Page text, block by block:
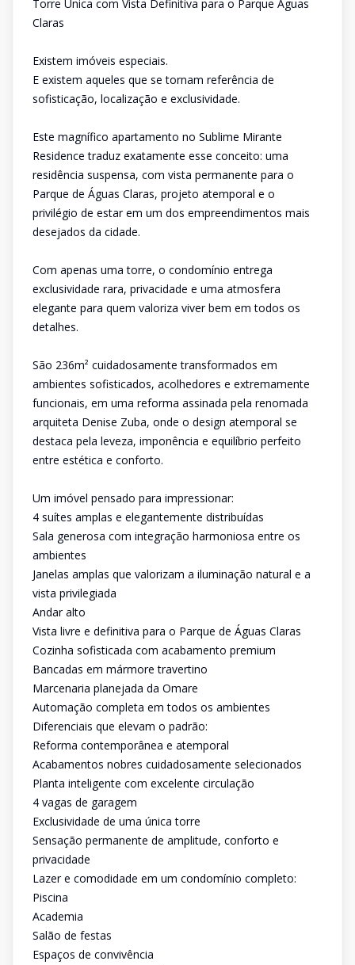
Torre Única com Vista Definitiva para o Parque Águas
Claras
Existem imóveis especiais.
E existem aqueles que se tornam referência de
sofisticação, localização e exclusividade.
Este magnífico apartamento no Sublime Mirante
Residence traduz exatamente esse conceito: uma
residência suspensa, com vista permanente para o
Parque de Águas Claras, projeto atemporal e o
privilégio de estar em um dos empreendimentos mais
desejados da cidade.
Com apenas uma torre, o condomínio entrega
exclusividade rara, privacidade e uma atmosfera
elegante para quem valoriza viver bem em todos os
detalhes.
São 236m² cuidadosamente transformados em
ambientes sofisticados, acolhedores e extremamente
funcionais, em uma reforma assinada pela renomada
arquiteta Denise Zuba, onde o design atemporal se
destaca pela leveza, imponência e equilíbrio perfeito
entre estética e conforto.
Um imóvel pensado para impressionar:
4 suítes amplas e elegantemente distribuídas
Sala generosa com integração harmoniosa entre os
ambientes
Janelas amplas que valorizam a iluminação natural e a
vista privilegiada
Andar alto
Vista livre e definitiva para o Parque de Águas Claras
Cozinha sofisticada com acabamento premium
Bancadas em mármore travertino
Marcenaria planejada da Omare
Automação completa em todos os ambientes
Diferenciais que elevam o padrão:
Reforma contemporânea e atemporal
Acabamentos nobres cuidadosamente selecionados
Planta inteligente com excelente circulação
4 vagas de garagem
Exclusividade de uma única torre
Sensação permanente de amplitude, conforto e
privacidade
Lazer e comodidade em um condomínio completo:
Piscina
Academia
Salão de festas
Espaços de convivência